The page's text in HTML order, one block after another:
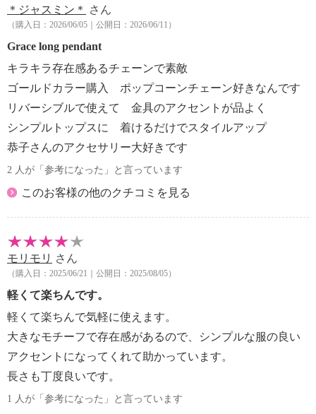
＊ジャスミン＊ さん
（購入日：2026/06/05｜公開日：2026/06/11）
Grace long pendant
キラキラ存在感あるチェーンで素敵
ゴールドカラー購入 ポップコーンチェーン好きなんです
リバーシブルで使えて 金具のアクセントが品よく
シンプルトップスに 着けるだけでスタイルアップ
恭子さんのアクセサリー大好きです
2 人が「参考になった」と言っています
このお客様の他のクチコミを見る
モリモリ さん
（購入日：2025/06/21｜公開日：2025/08/05）
軽くて楽ちんです。
軽くて楽ちんで気軽に使えます。
大きなモチーフで存在感があるので、シンプルな服の良い
アクセントになってくれて助かっています。
長さも丁度良いです。
1 人が「参考になった」と言っています